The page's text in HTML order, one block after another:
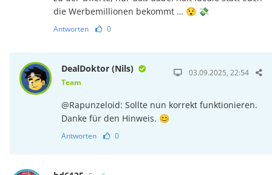
die Wer­be­mil­lio­nen bekommt … 😯 💸
Antworten 0
DealDoktor (Nils)
Team
03.09.2025, 22:54
@Rapunzeloid: Sollte nun korrekt funktionieren.
Danke für den Hinweis. 😊
Antworten 0